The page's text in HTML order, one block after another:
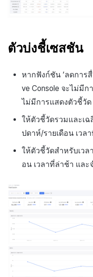
ตัวบ่งชี้เซสชัน
หากฟังก์ชัน ‘ลดการสื่
ve Console จะไม่มี
ไม่มีการแสดงตัวชี้วัด
ให้ตัวชี้วัดรวมและเฉ
ปดาห์/รายเดือน เวล
ให้ตัวชี้วัดสำหรับเวล
อน เวลาที่ล่าช้า แล